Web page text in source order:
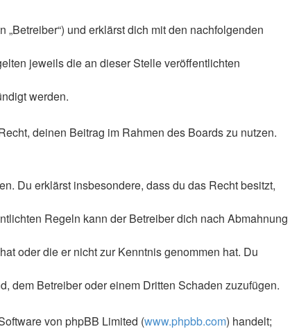
und erklärst dich mit den nachfolgenden
jeweils die an dieser Stelle veröffentlichten
werden.
deinen Beitrag im Rahmen des Boards zu nutzen.
Du erklärst insbesondere, dass du das Recht besitzt,
Regeln kann der Betreiber dich nach Abmahnung
oder die er nicht zur Kenntnis genommen hat. Du
dem Betreiber oder einem Dritten Schaden zuzufügen.
von phpBB Limited (www.phpbb.com) handelt;